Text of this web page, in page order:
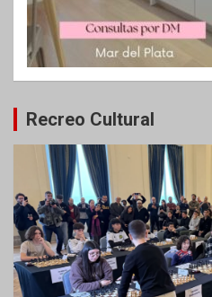
Recreo Cultural